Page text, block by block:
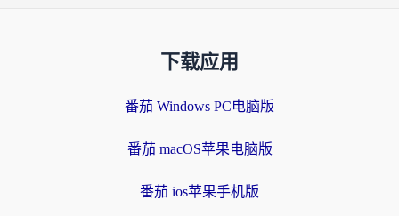
下载应用
番茄 Windows PC电脑版
番茄 macOS苹果电脑版
番茄 ios苹果手机版